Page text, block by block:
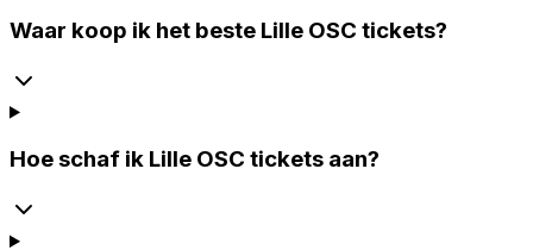
Waar koop ik het beste Lille OSC tickets?
Hoe schaf ik Lille OSC tickets aan?